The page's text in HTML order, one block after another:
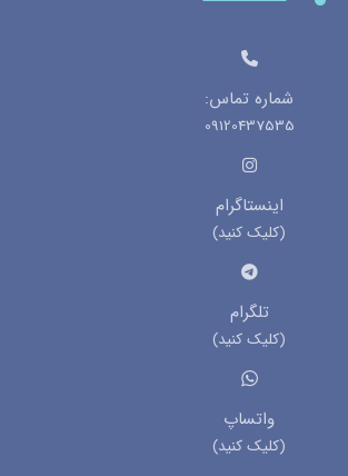
شماره تماس:
09120437535
اینستاگرام
(کلیک کنید)
تلگرام
(کلیک کنید)
واتساپ
(کلیک کنید)